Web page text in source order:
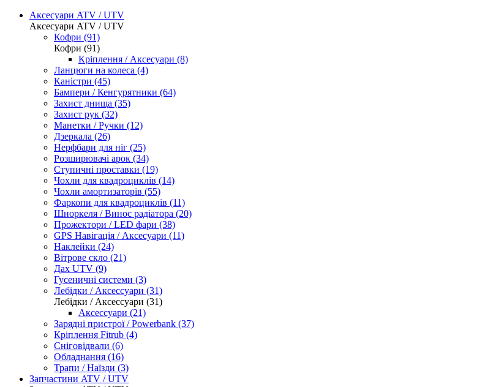
Аксесуари ATV / UTV
Аксесуари ATV / UTV
Кофри (91)
Кофри (91)
Кріплення / Аксесуари (8)
Ланцюги на колеса (4)
Каністри (45)
Бампери / Кенгурятники (64)
Захист днища (35)
Захист рук (32)
Манетки / Ручки (12)
Дзеркала (26)
Нерфбари для ніг (25)
Розширювачі арок (34)
Ступичні проставки (19)
Чохли для квадроциклів (14)
Чохли амортизаторів (55)
Фаркопи для квадроциклів (11)
Шноркеля / Винос радіатора (20)
Прожектори / LED фари (38)
GPS Навігація / Аксесуари (11)
Наклейки (24)
Вітрове скло (21)
Дах UTV (9)
Гусеничні системи (3)
Лебідки / Аксессуари (31)
Лебідки / Аксессуари (31)
Аксессуари (21)
Зарядні пристрої / Powerbank (37)
Кріплення Fitrub (4)
Сніговідвали (6)
Обладнання (16)
Трапи / Наїзди (3)
Запчастини ATV / UTV